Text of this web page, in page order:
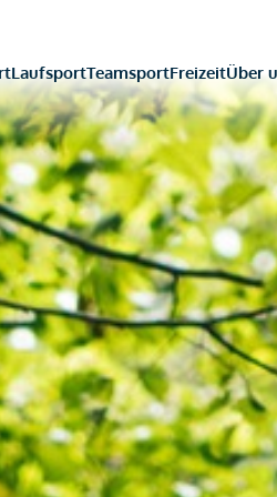
LaufsportTeamsportFreizeitÜber
LaufsportTeamsportFreizeit Über